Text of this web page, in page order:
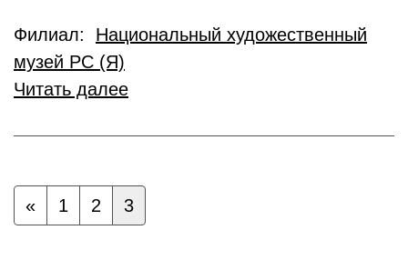
Филиал: Национальный художественный
музей РС (Я)
Читать далее
« 1 2 3